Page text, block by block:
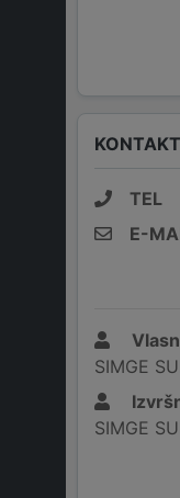
TEL
E-
SIMGE
SIMGE